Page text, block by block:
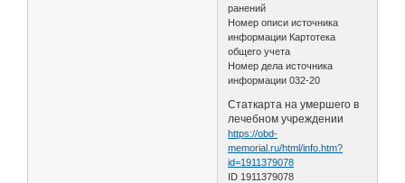
ранений
Номер описи источника
информации Картотека
общего учета
Номер дела источника
информации 032-20
Статкарта на умершего в
лечебном учреждении
https://obd-
memorial.ru/html/info.htm?
id=1911379078
ID 1911379078